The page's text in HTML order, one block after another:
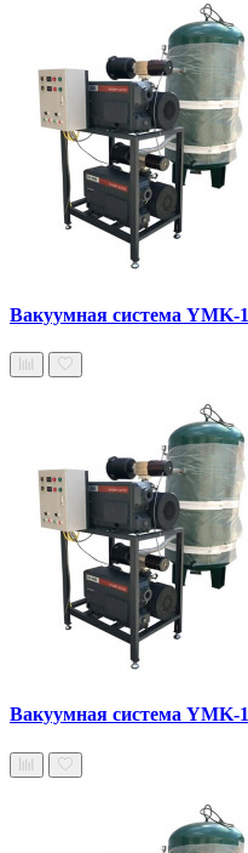
Вакуумная система YMK-
Вакуумная система YMK-